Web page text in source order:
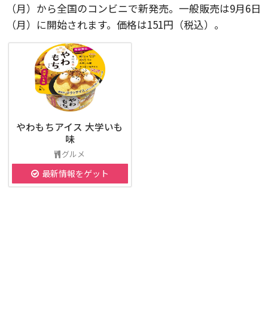
（月）から全国のコンビニで新発売。一般販売は9月6日
（月）に開始されます。価格は151円（税込）。
やわもちアイス 大学いも
味
グルメ
最新情報をゲット